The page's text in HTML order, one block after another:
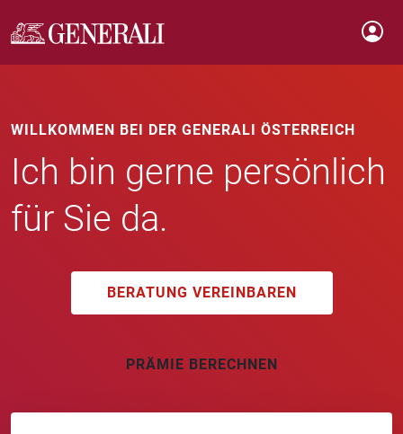
WILLKOMMEN BEI DER GENERALI ÖSTERREICH
Ich bin gerne persönlich
für Sie da.
BERATUNG VEREINBAREN
PRÄMIE BERECHNEN